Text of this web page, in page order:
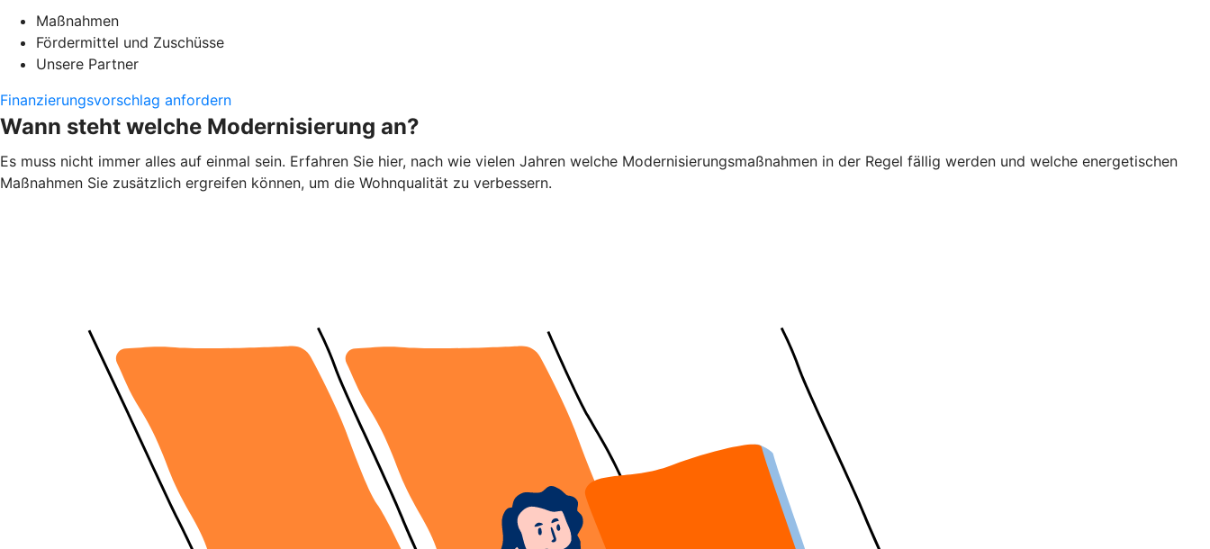
Maßnahmen
Fördermittel und Zuschüsse
Unsere Partner
Finanzierungsvorschlag anfordern
Wann steht welche Modernisierung an?
Es muss nicht immer alles auf einmal sein. Erfahren Sie hier, nach wie vielen Jahren welche Modernisierungsmaßnahmen in der Regel fällig werden und welche energetischen
Maßnahmen Sie zusätzlich ergreifen können, um die Wohnqualität zu verbessern.